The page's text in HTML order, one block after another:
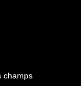
champs